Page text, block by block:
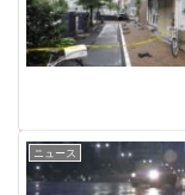
— ドライバー